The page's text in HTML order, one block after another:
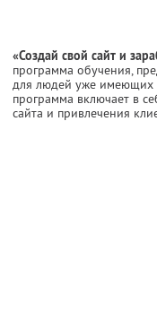
«Создай свой сайт и
программа обучения,
для людей уже имеющих
программа включает в
сайта и привлечения